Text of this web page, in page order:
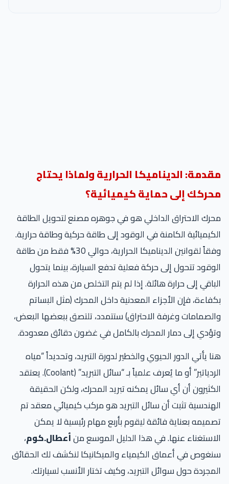
مقدمة: الديناميكا الحرارية ولماذا يحتاج
محركك إلى حماية كيميائية؟
محرك الاحتراق الداخلي هو في جوهره مصنع لتحويل الطاقة
الكيميائية الكامنة في الوقود إلى طاقة حركية وطاقة حرارية.
وفقاً لقوانين الديناميكا الحرارية، حوالي 30% فقط من طاقة
الوقود تتحول إلى حركة فعلية تدفع السيارة، بينما يتحول
الباقي إلى حرارة هائلة. إذا لم يتم التخلص من هذه الحرارة
بكفاءة، فإن الأجزاء المعدنية داخل المحرك (مثل البساتم
والصمامات وغرفة الاحتراق) ستتمدد، تلتصق ببعضها البعض،
وتؤدي إلى دمار المحرك بالكامل في غضون دقائق معدودة.
هنا يأتي الدور الحيوي والخطير لدورة التبريد، وتحديداً “مياه
الردياتير” أو ما يُعرف علمياً بـ “سائل التبريد” (Coolant). يعتقد
الكثيرون أن أي سائل يمكنه تبريد المحرك، ولكن الحقيقة
الهندسية تثبت أن سائل التبريد هو مركب كيميائي معقد تم
تصميمه بعناية فائقة ليقوم بأربع مهام رئيسية لا يمكن
الاستغناء عنها. في هذا الدليل الموسع منأعطال.كوم،
سنغوص في أعماق الكيمياء والميكانيكا لنكشف لك الحقائق
المجردة حول سوائل التبريد، وكيف تختار الأنسب لسيارتك.